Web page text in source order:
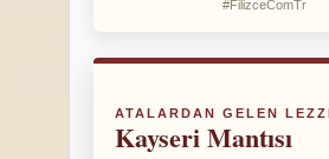
ATALARDAN GELEN
Kayseri Mantısı
#FilizceComTr